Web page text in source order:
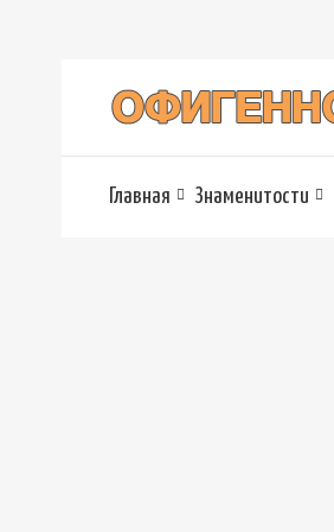
Главная Знаменитости